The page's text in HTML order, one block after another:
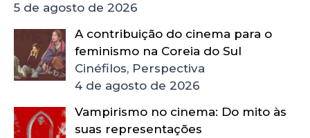
5 de agosto de 2026
A contribuição do cinema para o
feminismo na Coreia do Sul
Cinéfilos, Perspectiva
4 de agosto de 2026
Vampirismo no cinema: Do mito às
suas representações